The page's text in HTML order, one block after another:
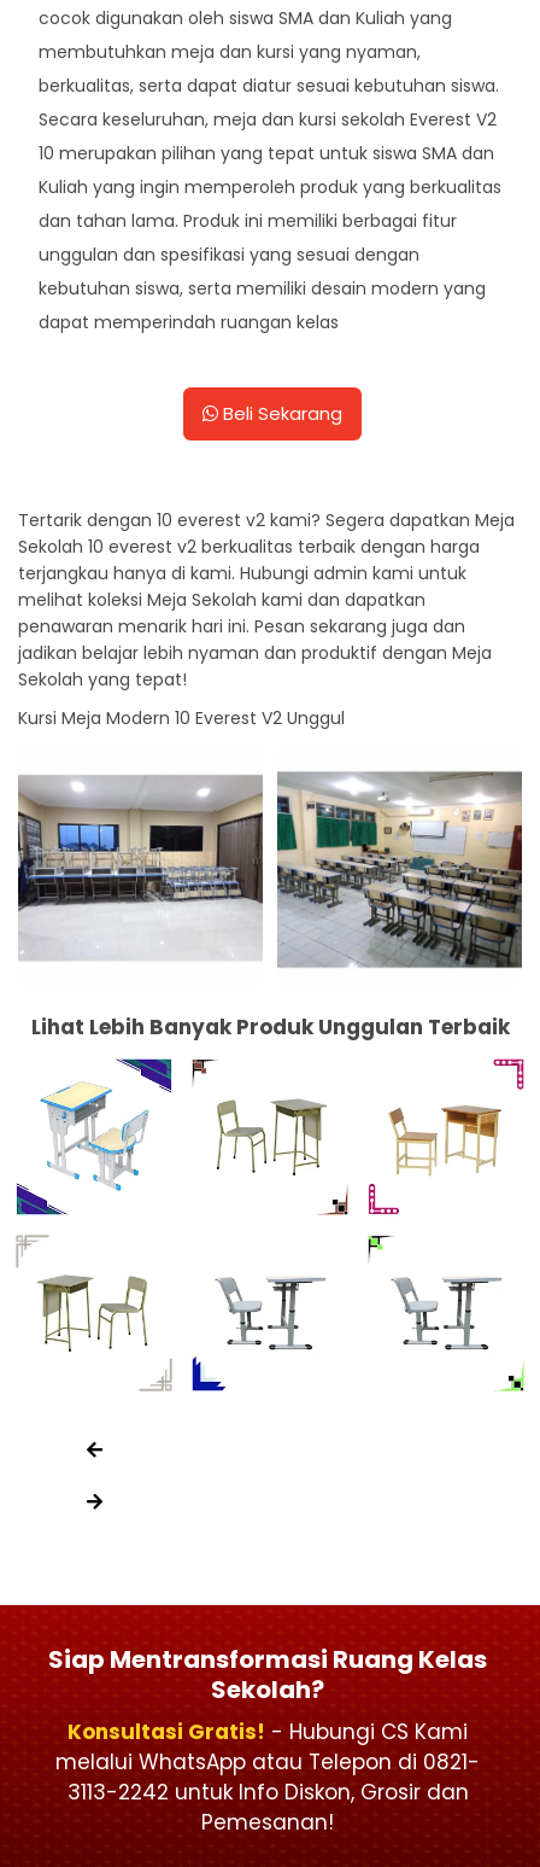
cocok digunakan oleh siswa SMA dan Kuliah yang
membutuhkan meja dan kursi yang nyaman,
berkualitas, serta dapat diatur sesuai kebutuhan siswa.
Secara keseluruhan, meja dan kursi sekolah Everest V2
10 merupakan pilihan yang tepat untuk siswa SMA dan
Kuliah yang ingin memperoleh produk yang berkualitas
dan tahan lama. Produk ini memiliki berbagai fitur
unggulan dan spesifikasi yang sesuai dengan
kebutuhan siswa, serta memiliki desain modern yang
dapat memperindah ruangan kelas
Beli Sekarang
Tertarik dengan 10 everest v2 kami? Segera dapatkan Meja
Sekolah 10 everest v2 berkualitas terbaik dengan harga
terjangkau hanya di kami. Hubungi admin kami untuk
melihat koleksi Meja Sekolah kami dan dapatkan
penawaran menarik hari ini. Pesan sekarang juga dan
jadikan belajar lebih nyaman dan produktif dengan Meja
Sekolah yang tepat!
Kursi Meja Modern 10 Everest V2 Unggul
Lihat Lebih Banyak Produk Unggulan Terbaik
Siap Mentransformasi Ruang Kelas
Sekolah?
Konsultasi Gratis! - Hubungi CS Kami
melalui WhatsApp atau Telepon di 0821-
3113-2242 untuk Info Diskon, Grosir dan
Pemesanan!